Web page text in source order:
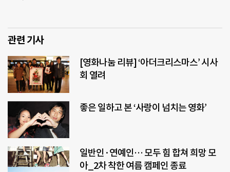
관련 기사
[영화나눔 리뷰] ‘아더크리스마스’ 시사
회 열려
좋은 일하고 본 ‘사랑이 넘치는 영화’
일반인·연예인… 모두 힘 합쳐 희망 모
아_2차 착한 여름 캠페인 종료